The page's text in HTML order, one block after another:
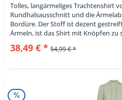
Tolles, langärmeliges Trachtenshirt
Rundhalsausschnitt und die
Bordüre. Der Stoff ist dezent
Ärmeln, ist das Shirt mit Knöpfen zu
38,49 € * 54,99 € *